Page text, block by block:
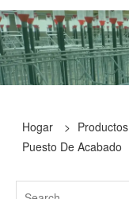
Hogar > Productos
Puesto De Acabado